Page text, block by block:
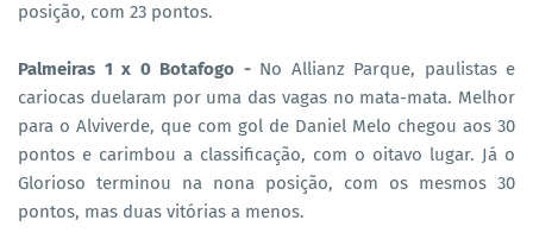
posição, com 23 pontos.
Palmeiras 1 x 0 Botafogo - No Allianz Parque, paulistas e
cariocas duelaram por uma das vagas no mata-mata. Melhor
para o Alviverde, que com gol de Daniel Melo chegou aos 30
pontos e carimbou a classificação, com o oitavo lugar. Já o
Glorioso terminou na nona posição, com os mesmos 30
pontos, mas duas vitórias a menos.